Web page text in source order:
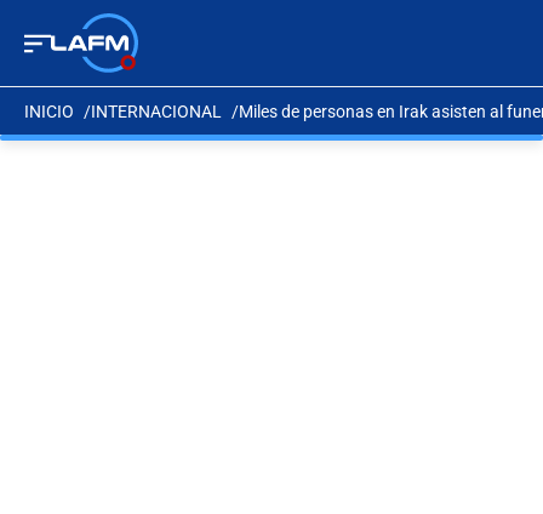
INICIO INTERNACIONAL Miles de personas en Irak asisten al